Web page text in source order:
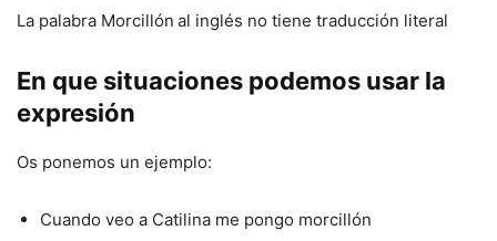
La palabra Morcillón al inglés no tiene traducción literal
En que situaciones podemos usar la
expresión
Os ponemos un ejemplo:
Cuando veo a Catilina me pongo morcillón